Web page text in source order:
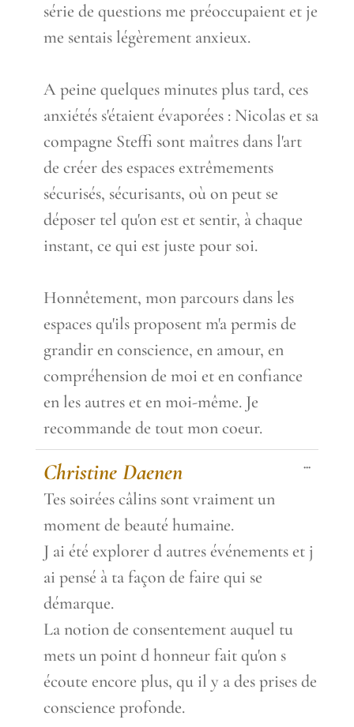
série de questions me préoccupaient et je
me sentais légèrement anxieux.
A peine quelques minutes plus tard, ces
anxiétés s'étaient évaporées : Nicolas et sa
compagne Steffi sont maîtres dans l'art
de créer des espaces extrêmements
sécurisés, sécurisants, où on peut se
déposer tel qu'on est et sentir, à chaque
instant, ce qui est juste pour soi.
Honnêtement, mon parcours dans les
espaces qu'ils proposent m'a permis de
grandir en conscience, en amour, en
compréhension de moi et en confiance
en les autres et en moi-même. Je
recommande de tout mon coeur.
Christine Daenen
Tes soirées câlins sont vraiment un
moment de beauté humaine.
J ai été explorer d autres événements et j
ai pensé à ta façon de faire qui se
démarque.
La notion de consentement auquel tu
mets un point d honneur fait qu'on s
écoute encore plus, qu il y a des prises de
conscience profonde.
...Toggle